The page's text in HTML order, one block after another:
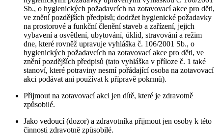
Sb., o hygienických požadavcích na zotavovací akce pro děti,
ve znění pozdějších předpisů; dodržet hygienické požadavky
na prostorové a funkční členění staveb a zařízení, jejich
vybavení a osvětlení, ubytování, úklid, stravování a režim
dne, které rovněž upravuje vyhláška č. 106/2001 Sb., o
hygienických požadavcích na zotavovací akce pro děti, ve
znění pozdějších předpisů (tato vyhláška v příloze č. 1 také
stanoví, které potraviny nesmí pořádající osoba na zotavovací
akci podávat ani používat k přípravě pokrmů).
Přijmout na zotavovací akci jen dítě, které je zdravotně
způsobilé.
Jako vedoucí (dozor) a zdravotníka přijmout jen osoby k této
činnosti zdravotně způsobilé.